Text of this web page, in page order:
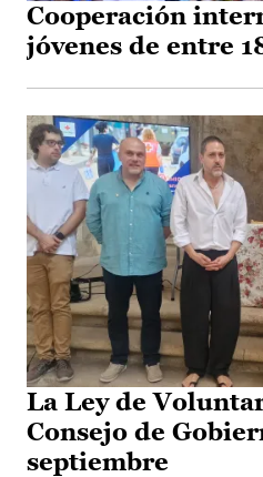
Cooperación
jóvenes de entre
La Ley de
Consejo de
septiembre